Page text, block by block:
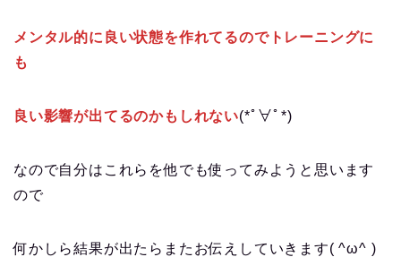
メンタル的に良い状態を作れてるのでトレーニングに
も
良い影響が出てるのかもしれない(*ﾟ∀ﾟ*)
なので自分はこれらを他でも使ってみようと思います
ので
何かしら結果が出たらまたお伝えしていきます( ^ω^ )